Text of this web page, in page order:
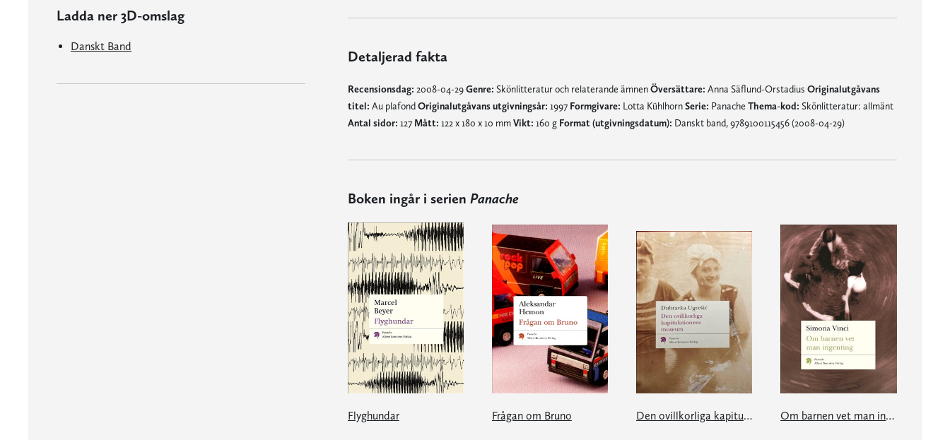
Ladda ner 3D-omslag
Danskt Band
Detaljerad fakta
Recensionsdag: 2008-04-29Genre: Skönlitteratur och relaterande ämnenÖversättare: Anna Säflund-Orstadius Originalutgåvans
titel: Au plafondOriginalutgåvans utgivningsår: 1997 Formgivare: Lotta KühlhornSerie: Panache Thema-kod: Skönlitteratur: allmänt
Antal sidor: 127 Mått: 122 x 180 x 10 mmVikt: 160 g Format (utgivningsdatum): Danskt band, 9789100115456 (2008-04-29)
Boken ingår i serien Panache
Flyghundar Frågan om Bruno Den ovillkorliga kapitulationens museum Om barnen vet man ingenting